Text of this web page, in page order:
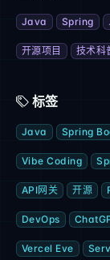
Java Spring
开源项目 技术科
标签
Java Spring
Vibe Coding
API网关 开源
DevOps
Vercel Eve